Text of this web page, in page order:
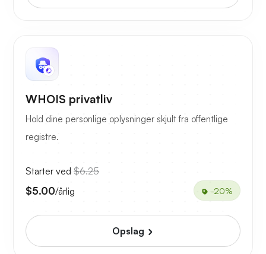
WHOIS privatliv
Hold dine personlige oplysninger skjult fra offentlige
registre.
Starter ved $6.25
$5.00/årlig -20%
Opslag